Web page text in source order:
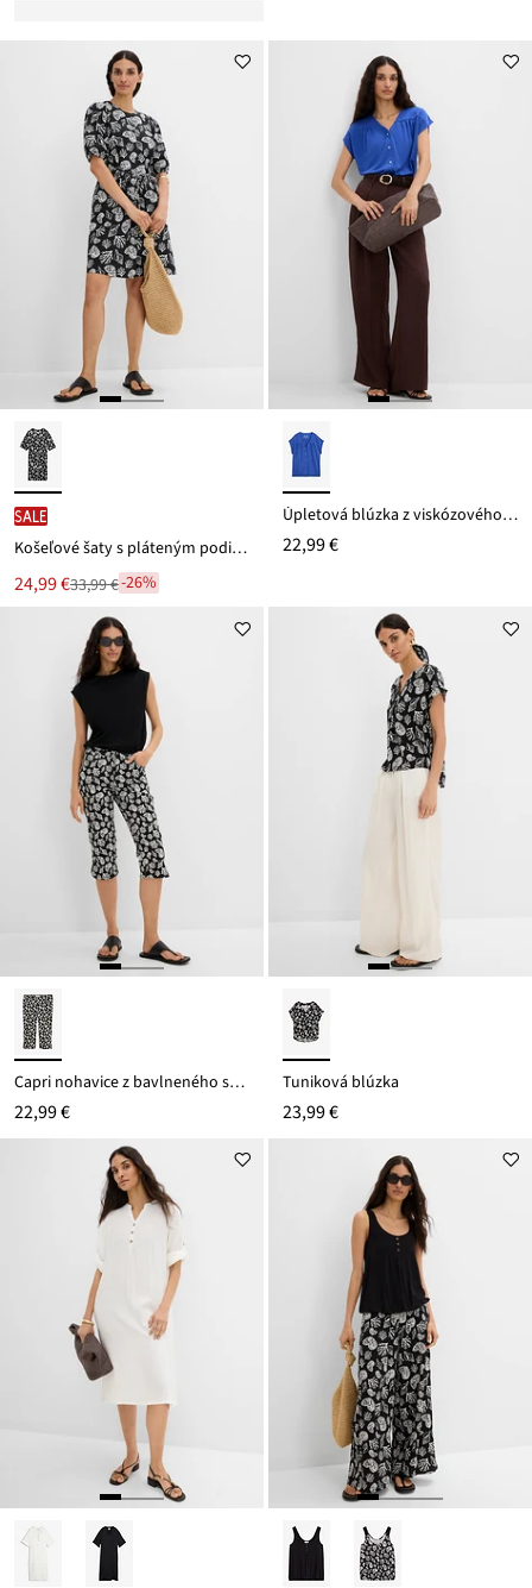
SALE
Košeľové šaty s pláteným podiekom
Nová
cena
24,99 €
Zľava 33,99 €-26%
Úpletová blúzka z viskózového piké
22,99 €
Capri nohavice z bavlneného streču
22,99 €
Tuniková blúzka
23,99 €